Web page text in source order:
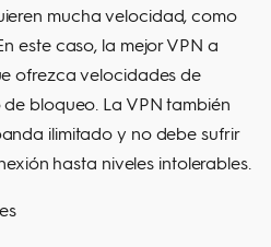
mucha velocidad, como
este caso, la mejor VPN a
ofrezca velocidades de
bloqueo. La VPN también
ilimitado y no debe sufrir
hasta niveles intolerables.